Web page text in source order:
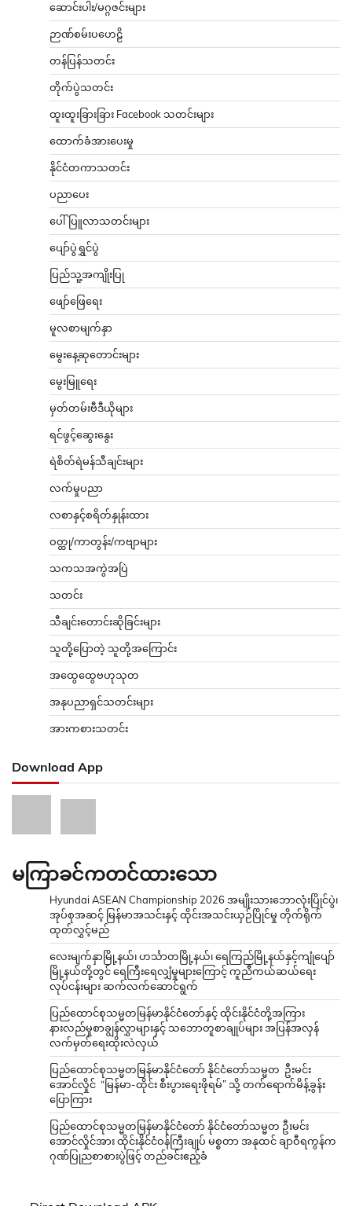
ဆောင်းပါး/မဂ္ဂဇင်းများ
ဉာဏ်စမ်းပဟေဠိ
တန်ပြန်သတင်း
တိုက်ပွဲသတင်း
ထူးထူးခြားခြား Facebook သတင်းများ
ထောက်ခံအားပေးမှု
နိုင်ငံတကာသတင်း
ပညာပေး
ပေါ်ပြူလာသတင်းများ
ပျော်ပွဲရွှင်ပွဲ
ပြည်သူ့အကျိုးပြု
ဖျော်ဖြေရေး
မူလစာမျက်နှာ
မွေးနေ့ဆုတောင်းများ
မွေးမြူရေး
မှတ်တမ်းဗီဒီယိုများ
ရင်ဖွင့်ဆွေးနွေး
ရဲစိတ်ရဲမန်သီချင်းများ
လက်မှုပညာ
လစာနှင့်စရိတ်နှုန်းထား
ဝတ္ထု/ကာတွန်း/ကဗျာများ
သကသအကွဲအပြဲ
သတင်း
သီချင်းတောင်းဆိုခြင်းများ
သူတို့ပြောတဲ့ သူတို့အကြောင်း
အထွေထွေဗဟုသုတ
အနုပညာရှင်သတင်းများ
အားကစားသတင်း
Download App
မကြာခင်ကတင်ထားသော
Hyundai ASEAN Championship 2026 အမျိုးသားဘောလုံးပြိုင်ပွဲ၊
အုပ်စုအဆင့် မြန်မာအသင်းနှင့် ထိုင်းအသင်းယှဉ်ပြိုင်မှု တိုက်ရိုက်
ထုတ်လွှင့်မည်
လေးမျက်နှာမြို့နယ်၊ ဟင်္သာတမြို့နယ်၊ ရေကြည်မြို့နယ်နှင့်ကျုံပျော်
မြို့နယ်တို့တွင် ရေကြီးရေလျှံမှုများကြောင့် ကူညီကယ်ဆယ်ရေး
လုပ်ငန်းများ ဆက်လက်ဆောင်ရွက်
ပြည်ထောင်စုသမ္မတမြန်မာနိုင်ငံတော်နှင့် ထိုင်းနိုင်ငံတို့အကြား
နားလည်မှုစာချွန်လွှာများနှင့် သဘောတူစာချုပ်များ အပြန်အလှန်
လက်မှတ်ရေးထိုးလဲလှယ်
ပြည်ထောင်စုသမ္မတမြန်မာနိုင်ငံတော် နိုင်ငံတော်သမ္မတ ဦးမင်း
အောင်လှိုင် “မြန်မာ-ထိုင်း စီးပွားရေးဖိုရမ်” သို့ တက်ရောက်မိန့်ခွန်း
ပြောကြား
ပြည်ထောင်စုသမ္မတမြန်မာနိုင်ငံတော် နိုင်ငံတော်သမ္မတ ဦးမင်း
အောင်လှိုင်အား ထိုင်းနိုင်ငံဝန်ကြီးချုပ် မစ္စတာ အနုထင် ချာဝီရကွန်က
ဂုဏ်ပြုညစာစားပွဲဖြင့် တည်ခင်းဧည့်ခံ